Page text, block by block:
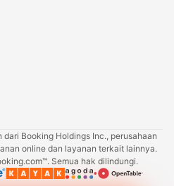
Booking Holdings Inc., perusahaan
online dan layanan terkait lainnya.
Semua hak dilindungi.